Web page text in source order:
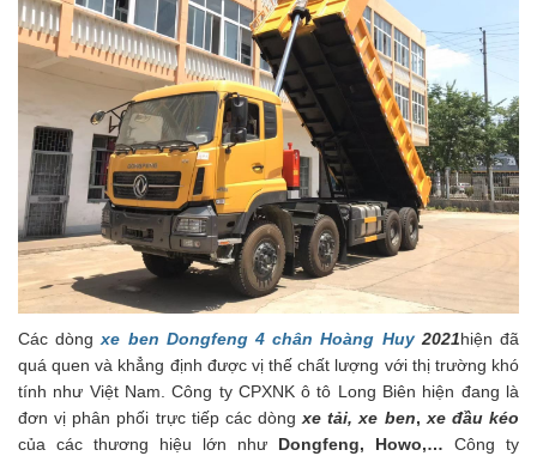
Các dòngxe ben Dongfeng 4 chân Hoàng Huy2021hiện đã
quá quen và khẳng định được vị thế chất lượng với thị trường khó
tính như Việt Nam. Công ty CPXNK ô tô Long Biên hiện đang là
đơn vị phân phối trực tiếp các dòngxe tải,xe ben,xe đầu kéo
của các thương hiệu lớn như Dongfeng, Howo,… Công ty